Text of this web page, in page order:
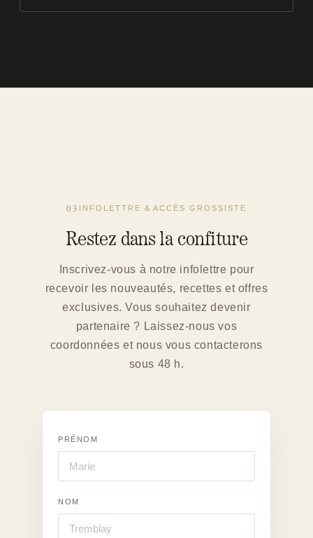
03 INFOLETTRE & ACCÈS GROSSISTE
Restez dans la confiture
Inscrivez-vous à notre infolettre pour
recevoir les nouveautés, recettes et offres
exclusives. Vous souhaitez devenir
partenaire ? Laissez-nous vos
coordonnées et nous vous contacterons
sous 48 h.
PRÉNOM
NOM